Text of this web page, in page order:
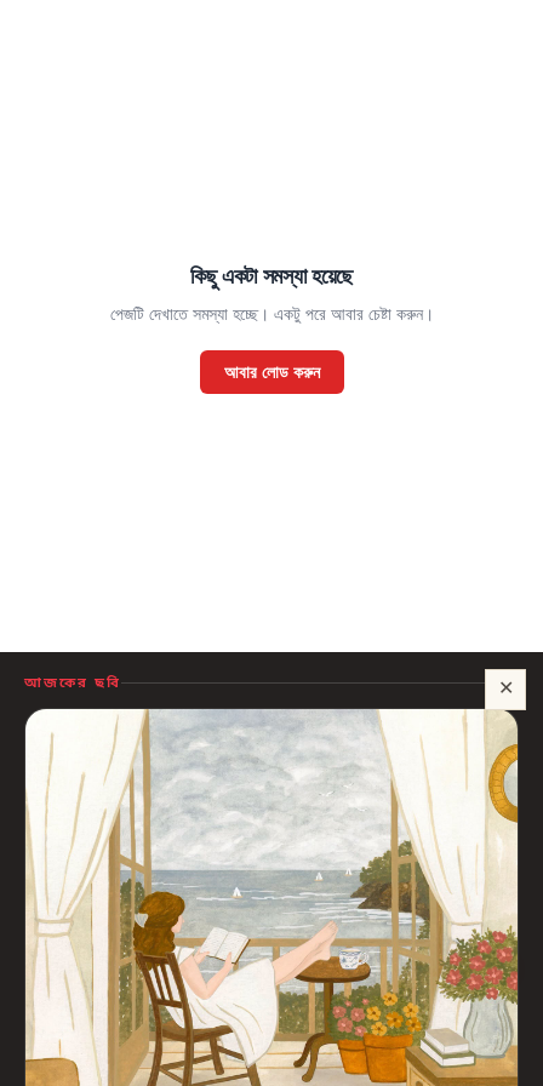
🍪 সাইটটি চালু রাখতে কিছু প্রয়োজনীয় কুকি ব্যবহার হয়। আপনি রাজি থাকলে আমরা বিজ্ঞাপন ও
পরিসংখ্যানের কুকিও ব্যবহার করব, যাতে বুঝতে পারি কোন বই আপনাদের কাজে লাগছে।
প্রাইভেসি নীতি
শুধু প্রয়োজনীয় সব ঠিক আছে
কিছু একটা সমস্যা হয়েছে
পেজটি দেখাতে সমস্যা হচ্ছে। একটু পরে আবার চেষ্টা করুন।
আবার লোড করুন
✕
আজকের ছবি
সাহায্য?